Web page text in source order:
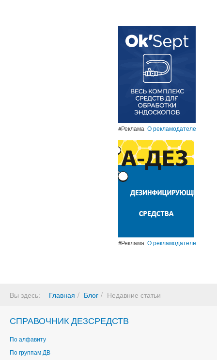
#Реклама О рекламодателе
#Реклама О рекламодателе
Вы здесь: Главная Блог Недавние статьи
СПРАВОЧНИК ДЕЗСРЕДСТВ
По алфавиту
По группам ДВ